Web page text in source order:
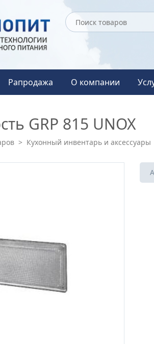
Рапродажа О компании
GRP 815 UNOX
> Кухонный инвентарь и аксессуары